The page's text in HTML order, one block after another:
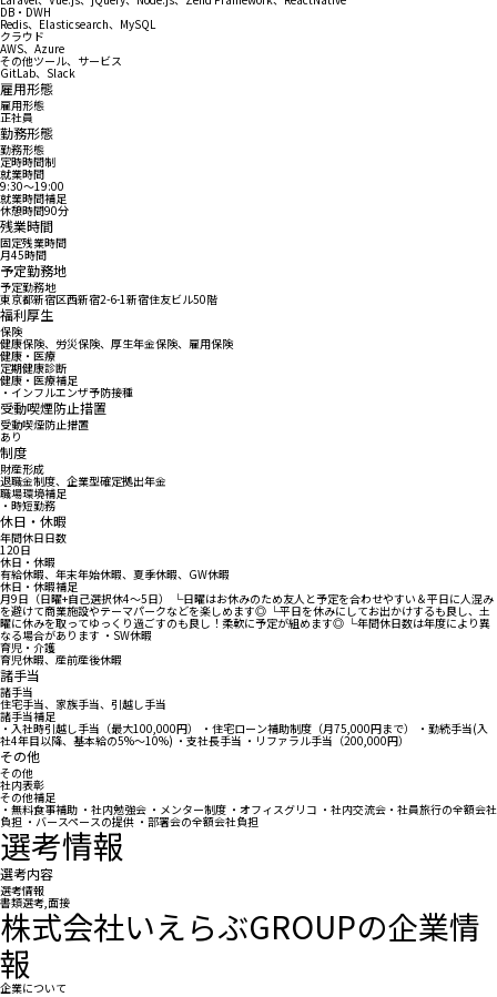
DB・DWH
Redis、Elasticsearch、MySQL
クラウド
AWS、Azure
その他ツール、サービス
GitLab、Slack
雇用形態
雇用形態
正社員
勤務形態
勤務形態
定時時間制
就業時間
9:30〜19:00
就業時間補足
休憩時間90分
残業時間
固定残業時間
月45時間
予定勤務地
予定勤務地
東京都新宿区西新宿2-6-1新宿住友ビル50階
福利厚生
保険
健康保険、労災保険、厚生年金保険、雇用保険
健康・医療
定期健康診断
健康・医療補足
・インフルエンザ予防接種
受動喫煙防止措置
受動喫煙防止措置
あり
制度
財産形成
退職金制度、企業型確定拠出年金
職場環境補足
・時短勤務
休日・休暇
年間休日日数
120日
休日・休暇
有給休暇、年末年始休暇、夏季休暇、GW休暇
休日・休暇補足
月9日（日曜+自己選択休4～5日） └日曜はお休みのため友人と予定を合わせやすい＆平日に人混み
を避けて商業施設やテーマパークなどを楽しめます◎ └平日を休みにしてお出かけするも良し、土
曜に休みを取ってゆっくり過ごすのも良し！柔軟に予定が組めます◎ └年間休日数は年度により異
なる場合があります ・SW休暇
育児・介護
育児休暇、産前産後休暇
諸手当
諸手当
住宅手当、家族手当、引越し手当
諸手当補足
・入社時引越し手当（最大100,000円） ・住宅ローン補助制度（月75,000円まで） ・勤続手当(入
社4年目以降、基本給の5%～10%) ・支社長手当 ・リファラル手当（200,000円）
その他
その他
社内表彰
その他補足
・無料食事補助 ・社内勉強会 ・メンター制度 ・オフィスグリコ ・社内交流会・社員旅行の全額会社
負担 ・バースペースの提供 ・部署会の全額会社負担
選考情報
選考内容
選考情報
書類選考,面接
株式会社いえらぶGROUPの企業情
報
企業について